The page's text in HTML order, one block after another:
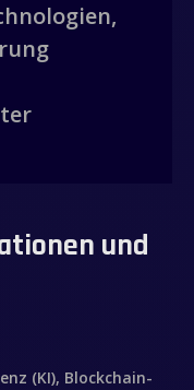
und
(KI), Blockchain-